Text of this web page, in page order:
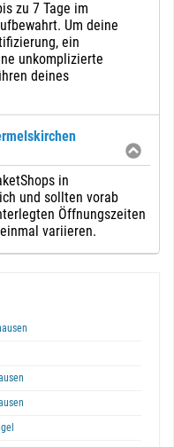
zu 7 Tage im
Um deine
ein
unkomplizierte
deines
in
und sollten vorab
Öffnungszeiten
variieren.